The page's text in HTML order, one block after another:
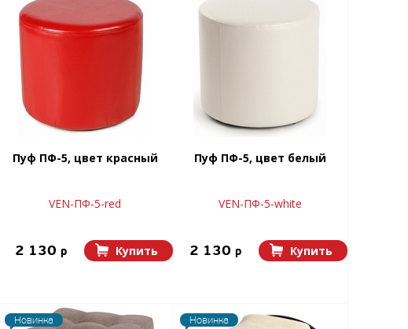
Пуф ПФ-5, цвет красный
VEN-ПФ-5-red
2 130 p Купить
Пуф ПФ-5, цвет белый
VEN-ПФ-5-white
2 130 p Купить
Новинка Новинка